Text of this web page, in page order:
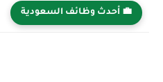
💼 أحدث وظائف السعودية